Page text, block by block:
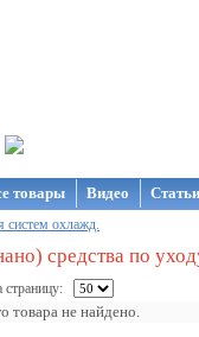
товары Видео
систем охлажд.
средства по
страницу:
товара не найдено.